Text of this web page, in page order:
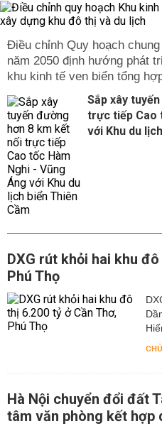
Điều chỉnh Quy hoạch
năm 2050 định hướng phát
khu kinh tế ven biển tổng
Sắp xây
trực tiếp Cao
với Khu du
DXG rút khỏi hai khu
Phú Thọ
Hà Nội chuyển đổi đất
tâm văn phòng kết hợp